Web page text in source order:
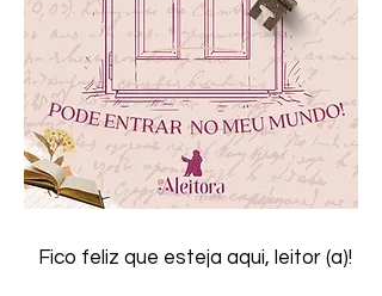
Fico feliz que esteja aqui, leitor (a)!